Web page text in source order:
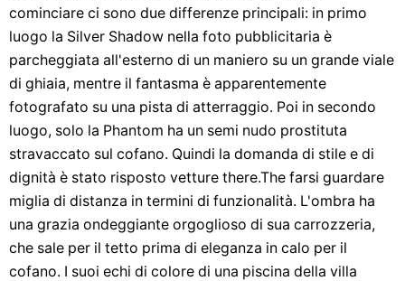
cominciare ci sono due differenze principali: in primo
luogo la Silver Shadow nella foto pubblicitaria è
parcheggiata all'esterno di un maniero su un grande viale
di ghiaia, mentre il fantasma è apparentemente
fotografato su una pista di atterraggio. Poi in secondo
luogo, solo la Phantom ha un semi nudo prostituta
stravaccato sul cofano. Quindi la domanda di stile e di
dignità è stato risposto vetture there.The farsi guardare
miglia di distanza in termini di funzionalità. L'ombra ha
una grazia ondeggiante orgoglioso di sua carrozzeria,
che sale per il tetto prima di eleganza in calo per il
cofano. I suoi echi di colore di una piscina della villa